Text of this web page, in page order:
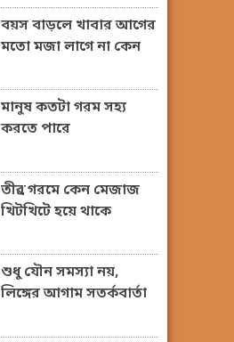
বয়স বাড়লে খাবার আগের
মতো মজা লাগে না কেন
মানুষ কতটা গরম সহ্য
করতে পারে
তীব্র গরমে কেন মেজাজ
খিটখিটে হয়ে থাকে
শুধু যৌন সমস্যা নয়,
লিঙ্গের আগাম সতর্কবার্তা